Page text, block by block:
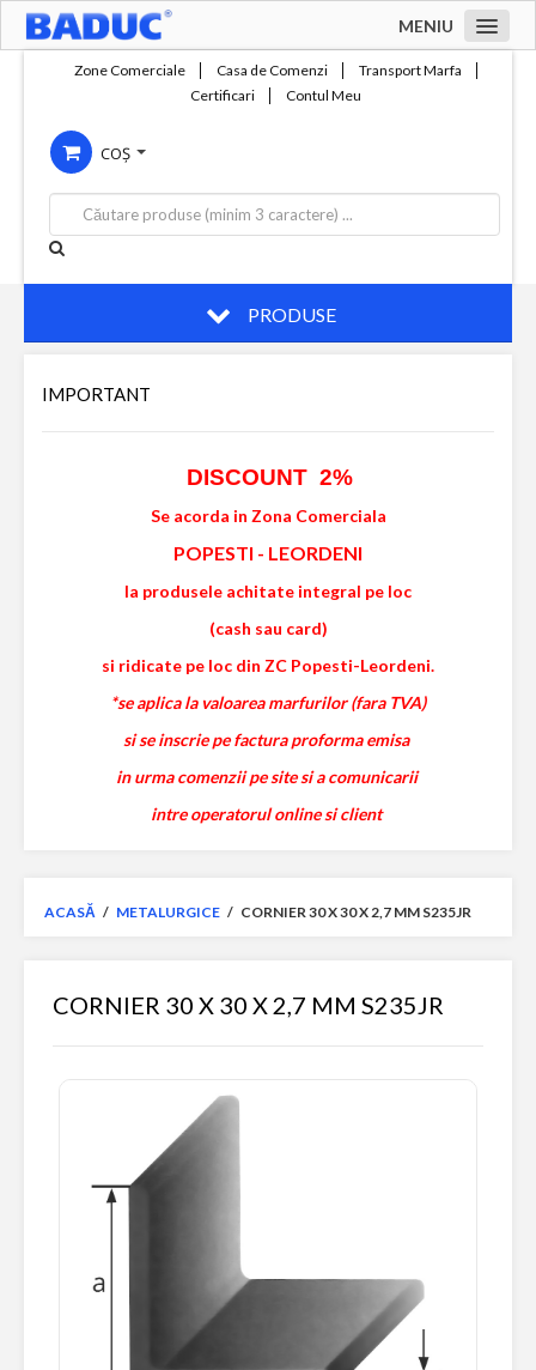
MENIU
Compania
Servicii
Productie
Contact
Zone Comerciale Casa de Comenzi
Transport Marfa
Certificari
Contul Meu
COȘ
PRODUSE
IMPORTANT
DISCOUNT 2%
Se acorda in Zona Comerciala
POPESTI - LEORDENI
la produsele achitate integral pe loc
(cash sau card)
si ridicate pe loc din ZC Popesti-Leordeni.
*se aplica la valoarea marfurilor (fara TVA)
si se inscrie pe factura proforma emisa
in urma comenzii pe site si a comunicarii
intre operatorul online si client
ACASĂ / METALURGICE / CORNIER 30 X 30 X 2,7 MM S235JR
CORNIER 30 X 30 X 2,7 MM S235JR